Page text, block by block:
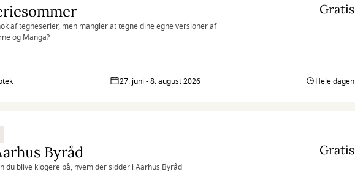
af tegneserier, men mangler at tegne dine egne versioner af
og Manga?
Gratis
27. juni - 8. august 2026 Hele dagen
Byråd
du blive klogere på, hvem der sidder i Aarhus Byråd
Gratis